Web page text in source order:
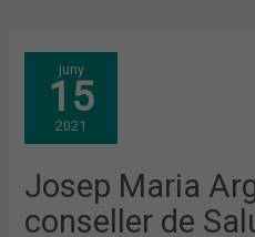
juny
15
2021
Josep Maria
conseller de
JOSEP
MARIA
ARGIMON,
CONSELLER
DE
SALUT:
“LOS
ACTUADO
COMO
LO
QUE